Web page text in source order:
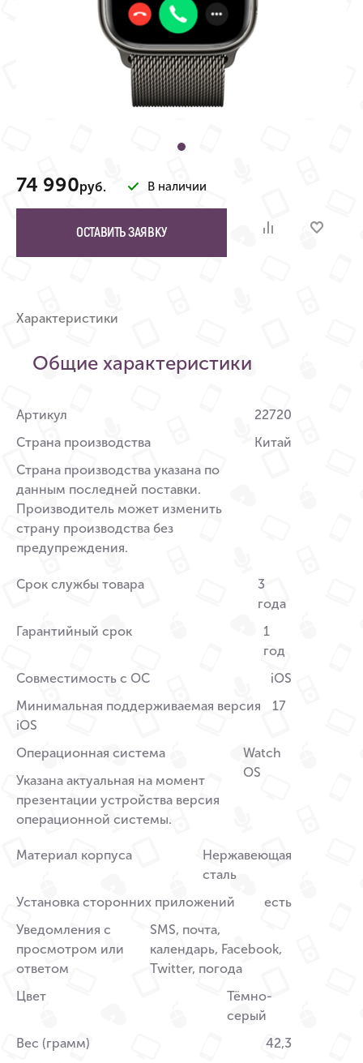
74 990руб. В наличии
ОСТАВИТЬ ЗАЯВКУ
Характеристики
Общие характеристики
Артикул
22720
Страна производства
Страна производства указана по
данным последней поставки.
Производитель может изменить
страну производства без
предупреждения.
Китай
Срок службы товара
3
года
Гарантийный срок
1
год
Совместимость с ОС
iOS
Минимальная поддерживаемая версия
iOS
17
Операционная система
Указана актуальная на момент
презентации устройства версия
операционной системы.
Watch
OS
Материал корпуса
Нержавеющая
сталь
Установка сторонних приложений
есть
Уведомления с
просмотром или
ответом
SMS, почта,
календарь, Facebook,
Twitter, погода
Цвет
Тёмно-
серый
Вес (грамм)
42,3